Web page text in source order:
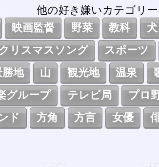
他の好き嫌いカテゴリー
映画監督 野菜 教科 犬
クリスマスソング スポーツ
勝地 山 観光地 温泉
グループ テレビ局 プロ
ド
方角 方言 女優